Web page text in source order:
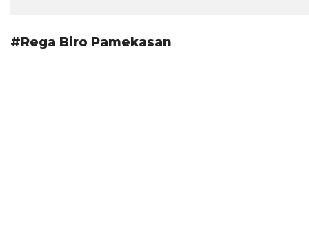
#Rega Biro Pamekasan